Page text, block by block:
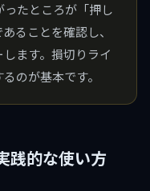
ったところが「押し
ることを確認し、
ます。損切りライ
のが基本です。
践的な使い方